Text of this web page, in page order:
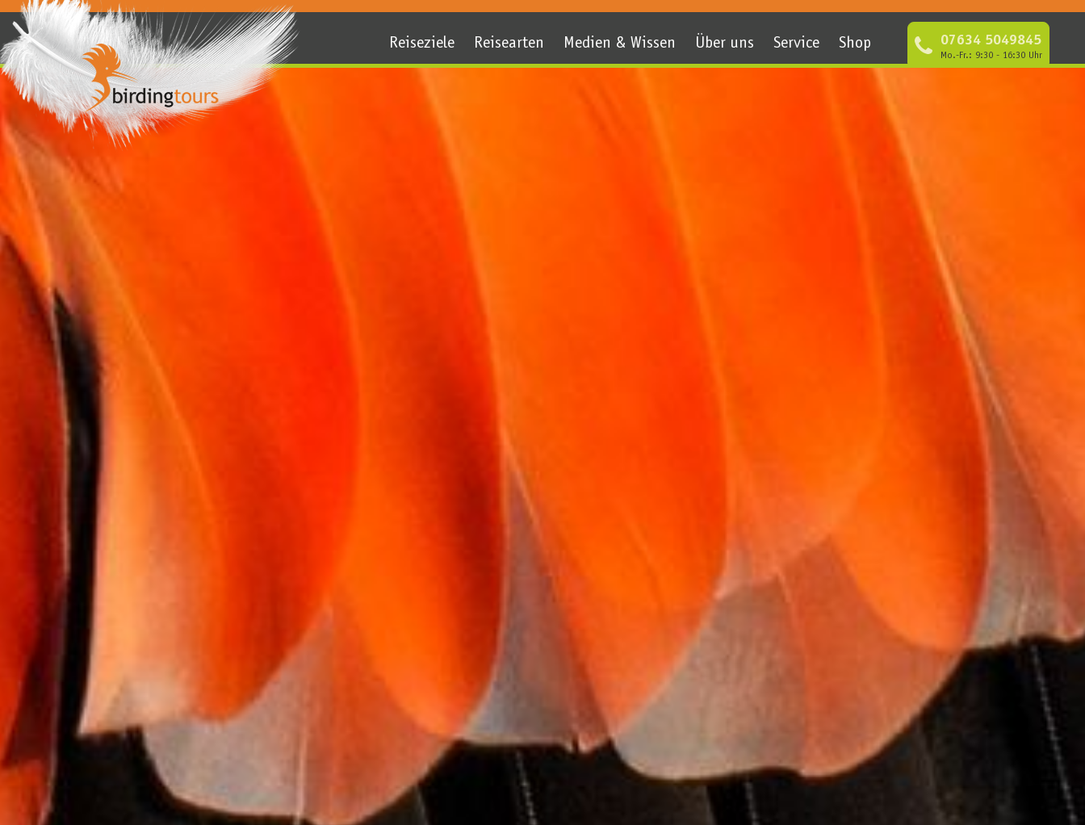
Reiseziele Reisearten Medien & Wissen Über uns Service Shop 07634 5049845
Mo.-Fr.: 9:30 - 16:30 Uhr